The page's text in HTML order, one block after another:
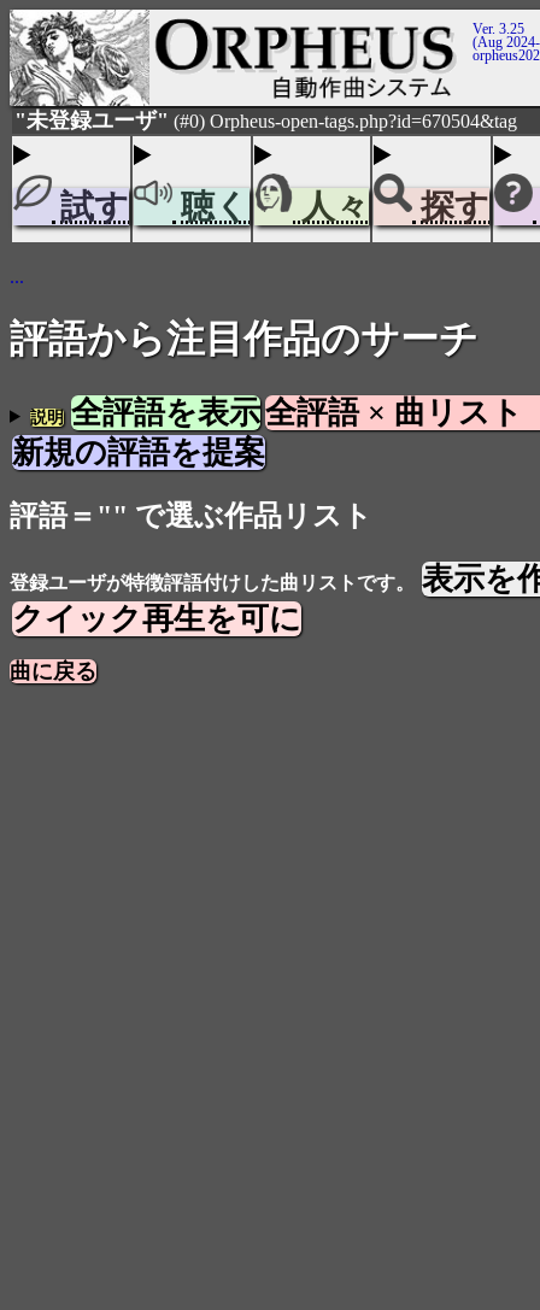
Ver. 3.25
(Aug
"未登録ユーザ" (#0) Orpheus-open-tags.php?id=670504&tag
試す 聴く 人々 探す
...
評語から注目作品のサーチ
説明 全評語を表示全評語 × 曲リスト
新規の評語を提案
評語＝"" で選ぶ作品リスト
登録ユーザが特徴評語付けした曲リストです。
表示を
クイック再生を可に
曲に戻る